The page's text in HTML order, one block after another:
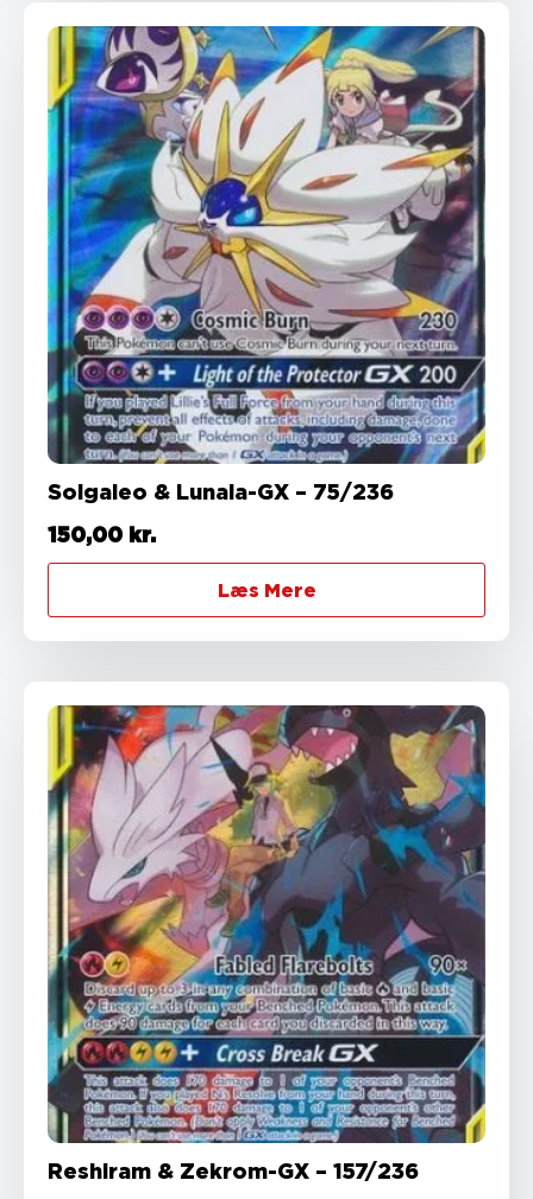
Solgaleo & Lunala-GX – 75/236
150,00 kr.
Læs Mere
Reshiram & Zekrom-GX – 157/236